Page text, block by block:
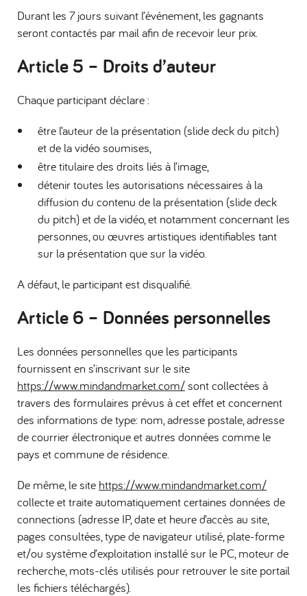
Durant les 7 jours suivant l’événement, les gagnants
seront contactés par mail afin de recevoir leur prix.
Article 5 – Droits d’auteur
Chaque participant déclare :
être l’auteur de la présentation (slide deck du pitch)
et de la vidéo soumises,
être titulaire des droits liés à l’image,
détenir toutes les autorisations nécessaires à la
diffusion du contenu de la présentation (slide deck
du pitch) et de la vidéo, et notamment concernant les
personnes, ou œuvres artistiques identifiables tant
sur la présentation que sur la vidéo.
A défaut, le participant est disqualifié.
Article 6 – Données personnelles
Les données personnelles que les participants
fournissent en s’inscrivant sur le site
https://www.mindandmarket.com/sont collectées à
travers des formulaires prévus à cet effet et concernent
des informations de type: nom, adresse postale, adresse
de courrier électronique et autres données comme le
pays et commune de résidence.
De même, le site https://www.mindandmarket.com/
collecte et traite automatiquement certaines données de
connections (adresse IP, date et heure d’accès au site,
pages consultées, type de navigateur utilisé, plate-forme
et/ou système d’exploitation installé sur le PC, moteur de
recherche, mots-clés utilisés pour retrouver le site portail
les fichiers téléchargés).